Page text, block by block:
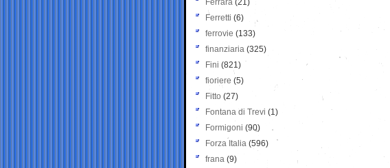
Ferrara (21)
Ferretti (6)
ferrovie (133)
finanziaria (325)
Fini (821)
fioriere (5)
Fitto (27)
Fontana di Trevi (1)
Formigoni (90)
Forza Italia (596)
frana (9)